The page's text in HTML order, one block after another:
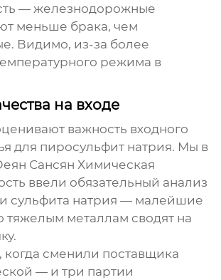
— железнодорожные
меньше брака, чем
Видимо, из-за более
режима в
на входе
важность входного
для пиросульфит натрия. Мы в
Сансян Химическая
ввели обязательный анализ
сульфита натрия — малейшие
тяжелым металлам сводят на
когда сменили поставщика
— и три партии